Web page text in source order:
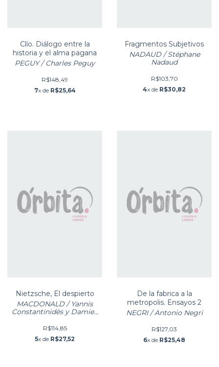
Clío. Diálogo entre la
historia y el alma pagana
PEGUY / Charles Peguy
R$148,49
7x de R$25,64
Fragmentos Subjetivos
NADAUD / Stéphane
Nadaud
R$103,70
4x de R$30,82
Nietzsche, El despierto
MACDONALD / Yannis
Constantinidès y Damien
R$114,85
5x de R$27,52
De la fabrica a la
metropolis. Ensayos 2
NEGRI / Antonio Negri
R$127,03
6x de R$25,48